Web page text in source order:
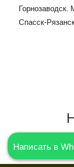
Горнозаводск,
Спасск-
Написать в